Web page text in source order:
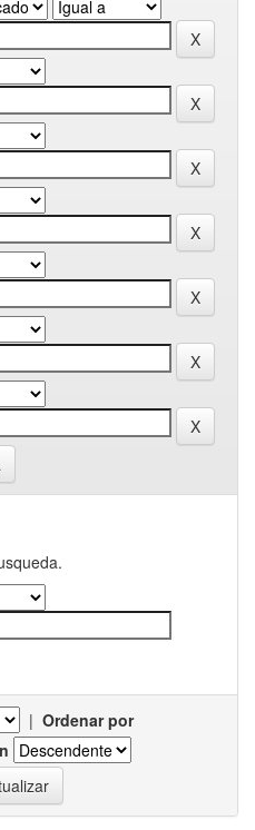
| Ordenar por